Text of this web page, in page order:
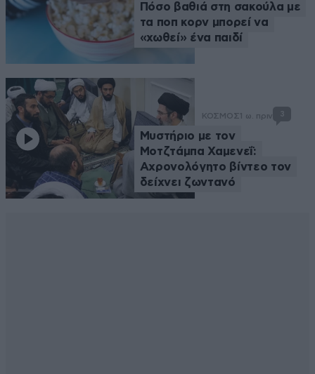
Πόσο βαθιά στη σακούλα με
τα ποπ κορν μπορεί να
«χωθεί» ένα παιδί
ΚΟΣΜΟΣ 1 ω. πριν 3
Μυστήριο με τον
Μοτζτάμπα Χαμενεΐ:
Αχρονολόγητο βίντεο τον
δείχνει ζωντανό